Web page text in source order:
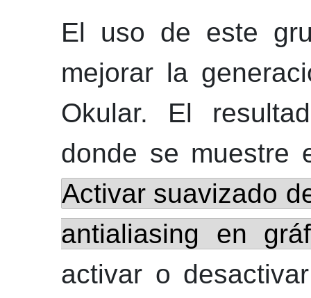
El uso de este
mejorar la
Okular. El
donde se muestre
Activar suavizado
antialiasing en
activar o